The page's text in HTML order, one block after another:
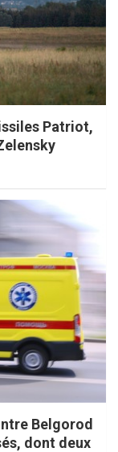
Patriot,
Belgorod
dont deux